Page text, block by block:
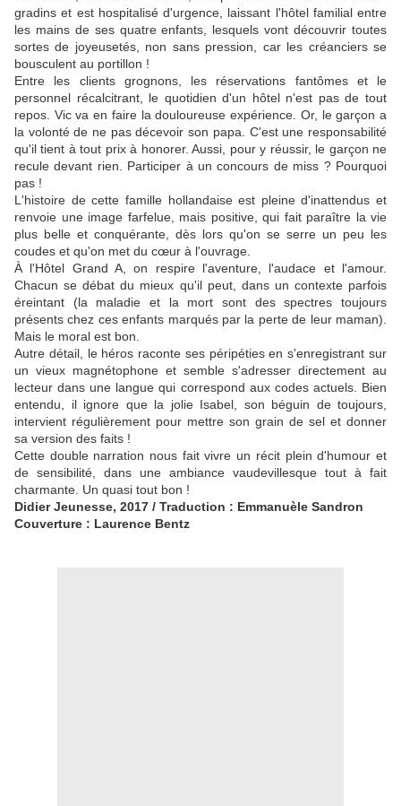
gradins et est hospitalisé d'urgence, laissant l'hôtel familial entre
les mains de ses quatre enfants, lesquels vont découvrir toutes
sortes de joyeusetés, non sans pression, car les créanciers se
bousculent au portillon !
Entre les clients grognons, les réservations fantômes et le
personnel récalcitrant, le quotidien d'un hôtel n'est pas de tout
repos. Vic va en faire la douloureuse expérience. Or, le garçon a
la volonté de ne pas décevoir son papa. C'est une responsabilité
qu'il tient à tout prix à honorer. Aussi, pour y réussir, le garçon ne
recule devant rien. Participer à un concours de miss ? Pourquoi
pas !
L'histoire de cette famille hollandaise est pleine d'inattendus et
renvoie une image farfelue, mais positive, qui fait paraître la vie
plus belle et conquérante, dès lors qu'on se serre un peu les
coudes et qu'on met du cœur à l'ouvrage.
À l'Hôtel Grand A, on respire l'aventure, l'audace et l'amour.
Chacun se débat du mieux qu'il peut, dans un contexte parfois
éreintant (la maladie et la mort sont des spectres toujours
présents chez ces enfants marqués par la perte de leur maman).
Mais le moral est bon.
Autre détail, le héros raconte ses péripéties en s'enregistrant sur
un vieux magnétophone et semble s'adresser directement au
lecteur dans une langue qui correspond aux codes actuels. Bien
entendu, il ignore que la jolie Isabel, son béguin de toujours,
intervient régulièrement pour mettre son grain de sel et donner
sa version des faits !
Cette double narration nous fait vivre un récit plein d'humour et
de sensibilité, dans une ambiance vaudevillesque tout à fait
charmante. Un quasi tout bon !
Didier Jeunesse, 2017 / Traduction : Emmanuèle Sandron
Couverture : Laurence Bentz